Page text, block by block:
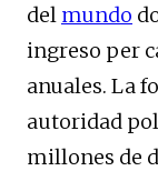
del mundo
ingreso per
anuales. La
autoridad
millones de